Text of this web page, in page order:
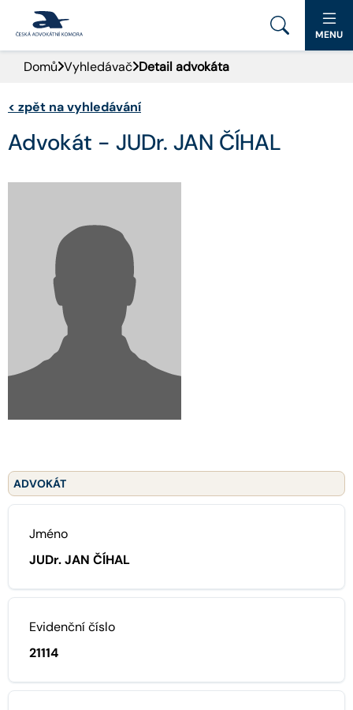
PORTÁL ČAK
DOMŮ
AKTUALITY
PRO VEŘEJNOST
ADVOKÁTNÍ DENÍK
KONTAKT
MENU
Domů Vyhledávač Detail advokáta
< zpět na vyhledávání
Advokát - JUDr. JAN ČÍHAL
ADVOKÁT
Jméno
JUDr. JAN ČÍHAL
Evidenční číslo
21114